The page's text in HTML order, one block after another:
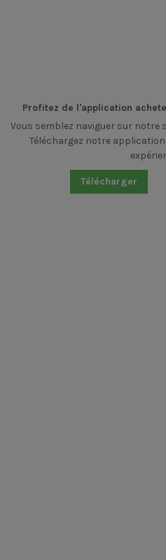
Profitez de l'application
Vous semblez naviguer sur notre
Téléchargez notre
Télécharger